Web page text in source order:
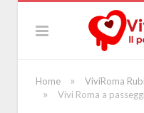
Home » ViviRoma
» Vivi Roma a